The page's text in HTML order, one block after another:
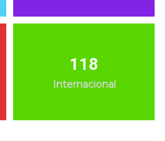
118
Internacional